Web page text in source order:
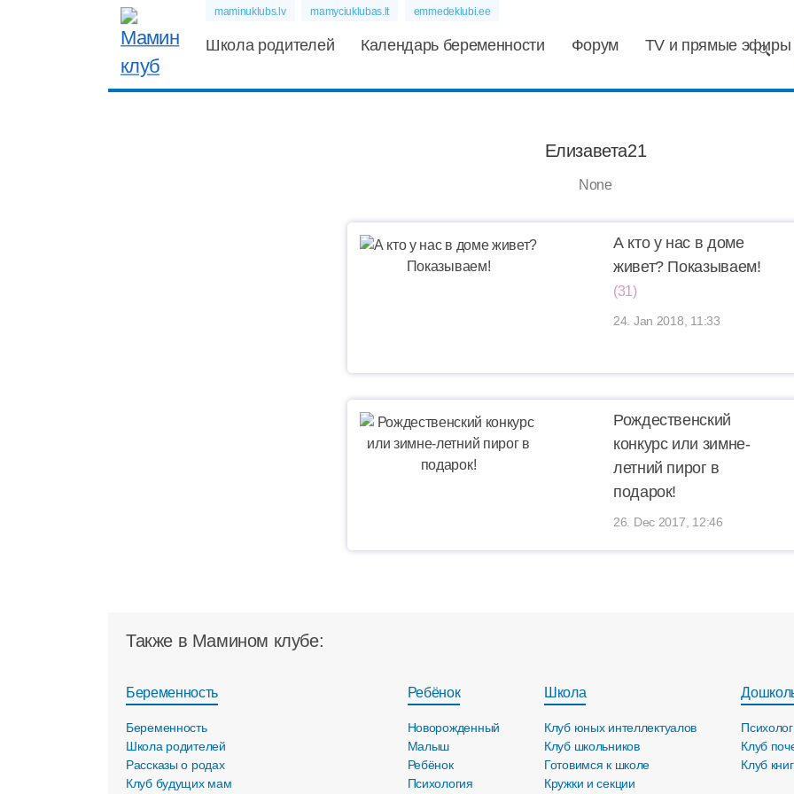
maminuklubs.lv mamyciuklubas.lt emmedeklubi.ee
Школа родителей Календарь беременности Форум TV и прямые эфиры
Елизавета21
None
А кто у нас в доме
живет? Показываем!
(31)
24. Jan 2018, 11:33
Рождественский
конкурс или зимне-
летний пирог в
подарок!
26. Dec 2017, 12:46
Также в Мамином клубе:
Беременность
Беременность
Школа родителей
Рассказы о родах
Клуб будущих мам
Ребёнок
Новорожденный
Малыш
Ребёнок
Психология
Школа
Клуб юных интеллектуалов
Клуб школьников
Готовимся к школе
Кружки и секции
Клуб
Клуб